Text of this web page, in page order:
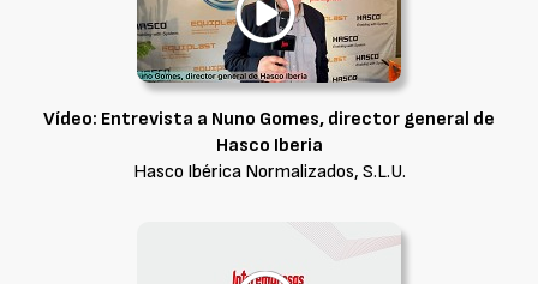
Vídeo: Entrevista a Nuno Gomes, director general de
Hasco Iberia
Hasco Ibérica Normalizados, S.L.U.